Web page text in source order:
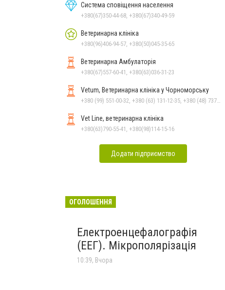
Система сповіщення населення
+380(67)350-44-68, +380(67)340-49-59
Ветеринарна клініка
+380(96)406-94-57, +380(50)045-35-65
Ветеринарна Амбулаторія
+380(67)557-60-41, +380(63)036-31-23
Vetum, Ветеринарна клініка у Чорноморську
Vet Line, ветеринарна клініка
+380(63)790-55-41, +380(98)114-15-16
Додати підприємство
ОГОЛОШЕННЯ
Електроенцефалографія
(ЕЕГ). Мікрополярізація
10:39, Вчора